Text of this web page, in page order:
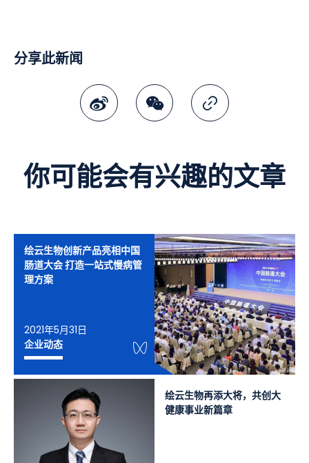
分享此新闻
你可能会有兴趣的文章
绘云生物创新产品亮相中国
肠道大会 打造一站式慢病管
理方案
企业动态
2021年5月31日
WeChat Knowledge
绘云生物再添大将，共创大
健康事业新篇章